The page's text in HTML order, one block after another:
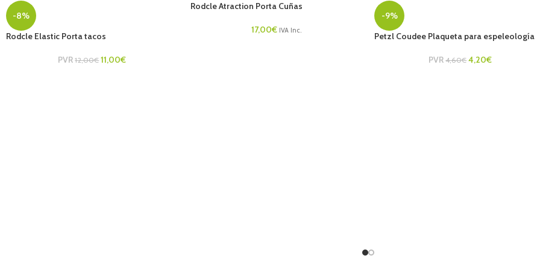
-8%
Rodcle Elastic Porta tacos
PVR 12,00€ 11,00€
Rodcle Atraction Porta Cuñas
17,00€ IVA Inc.
-9%
Petzl Coudee Plaqueta para espeleología
PVR 4,60€ 4,20€